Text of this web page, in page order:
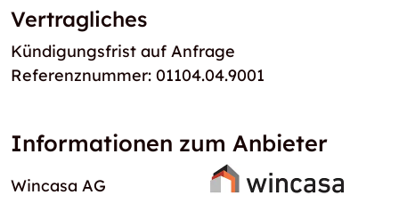
Vertragliches
Kündigungsfrist auf Anfrage
Referenznummer: 01104.04.9001
Informationen zum Anbieter
Wincasa AG